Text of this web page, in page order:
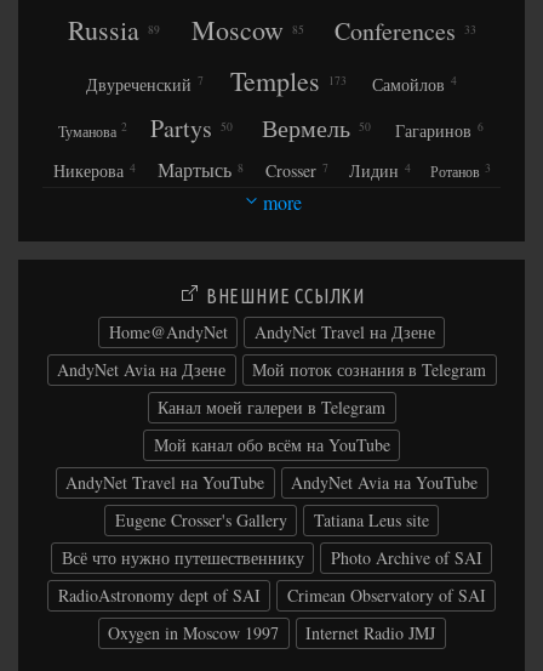
Russia 89 Moscow 85 Conferences 33
Двуреченский 7 Temples 173 Самойлов 4
Туманова 2 Partys 50 Вермель 50 Гагаринов 6
Никерова 4 Мартысь 8 Crosser 7 Лидин 4 Ротанов 3
Ильчук 4 Вовкун
Покровский Колесников Николаева Аглаганов
3 Колесникова Макеев Пашкевич
Георгиевский 5 Мелкумов Зильберман Королёва 6
Жилин 3 Грунюшкина 7 Шелковникова Петрова
Мирный
Зайцев 2 Данелия 3 Воробьёв Горелик 2 2
Стрельцов Zhu Тодоров Романов Crimea
Крым 14 Научный 14 ГАИШ 14 МГУ
Observatory 15 Car travel 729 Belarus
Poland Polska Польша 29 Warsaw 29
Warszawa 29 Варшава 29
Masovian Voivodeship 29
more
ВНЕШНИЕ ССЫЛКИ
Home@AndyNet
AndyNet Travel на Дзене
AndyNet Avia на Дзене
Мой поток сознания в Telegram
Канал моей галереи в Telegram
Мой канал обо всём на YouTube
AndyNet Travel на YouTube
AndyNet Avia на YouTube
Eugene Crosser's Gallery
Tatiana Leus site
Всё что нужно путешественнику
Photo Archive of SAI
RadioAstronomy dept of SAI
Crimean Observatory of SAI
Oxygen in Moscow 1997
Internet Radio JMJ